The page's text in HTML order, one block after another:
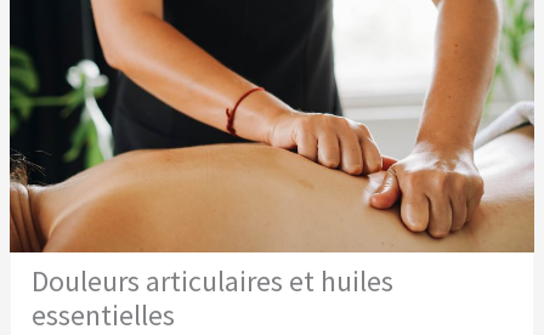
Douleurs articulaires et huiles
essentielles